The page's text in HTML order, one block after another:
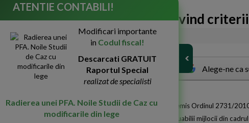
ANAF anunta: Ordin privind
09-Dec-2010 7582
Alege-ne ca
A gentia de Administrare a Finantelor Publice a emis Ordinul 2731/
administratiile finantelor publice pentru contribuabilii mijlocii din
ATENTIE CONTABILI!
Modificari importante
in Codul fiscal!
Descarcati GRATUIT
Raportul Special
realizat de specialisti
Radierea unei PFA. Noile Studii de Caz cu
modificarile din lege